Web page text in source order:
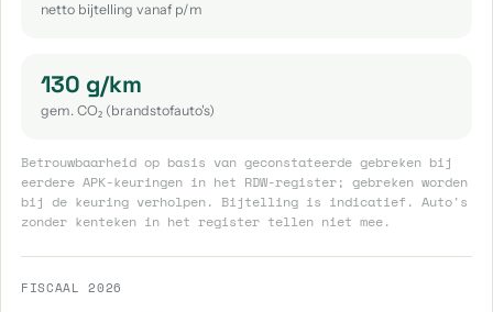
netto bijtelling vanaf p/m
130 g/km
gem. CO₂ (brandstofauto's)
Betrouwbaarheid op basis van geconstateerde gebreken bij
eerdere APK-keuringen in het RDW-register; gebreken worden
bij de keuring verholpen. Bijtelling is indicatief. Auto's
zonder kenteken in het register tellen niet mee.
FISCAAL 2026